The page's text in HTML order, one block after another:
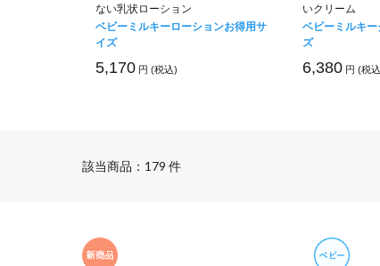
ない乳状ローション
ベビーミルキーローションお得用サ
イズ
5,170 円 (税込)
いクリーム
ベビーミルキ
ズ
6,380 円 (税
該当商品：179 件